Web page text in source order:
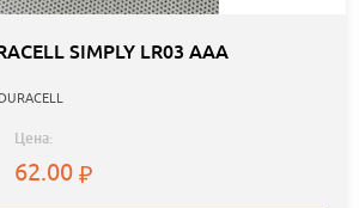
SIMPLY LR03 AAA
DURACELL
Цена:
62.00